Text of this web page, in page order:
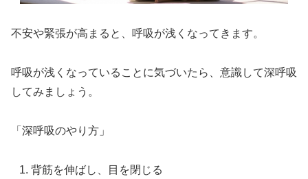
不安や緊張が高まると、呼吸が浅くなってきます。
呼吸が浅くなっていることに気づいたら、意識して深呼吸
してみましょう。
「深呼吸のやり方」
背筋を伸ばし、目を閉じる